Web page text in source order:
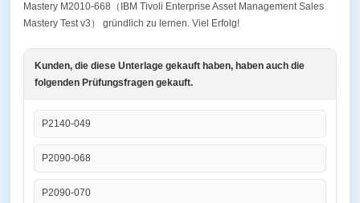
Mastery M2010-668（IBM Tivoli Enterprise Asset Management Sales
Mastery Test v3） gründlich zu lernen. Viel Erfolg!
Kunden, die diese Unterlage gekauft haben, haben auch die
folgenden Prüfungsfragen gekauft.
P2140-049
P2090-068
P2090-070